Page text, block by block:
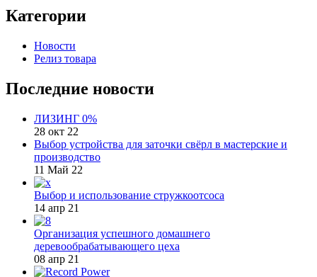
Категории
Новости
Релиз товара
Последние новости
ЛИЗИНГ 0%
28 окт 22
Выбор устройства для заточки свёрл в мастерские и
производство
11 Май 22
Выбор и использование стружкоотсоса
14 апр 21
Организация успешного домашнего
деревообрабатывающего цеха
08 апр 21